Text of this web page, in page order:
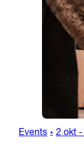
Events • 2 okt-